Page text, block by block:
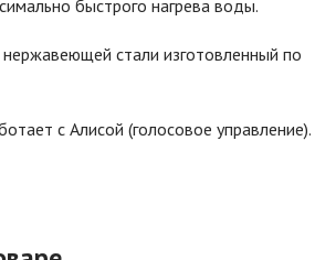
быстрого нагрева воды.
нержавеющей стали изготовленный по
с Алисой (голосовое управление).